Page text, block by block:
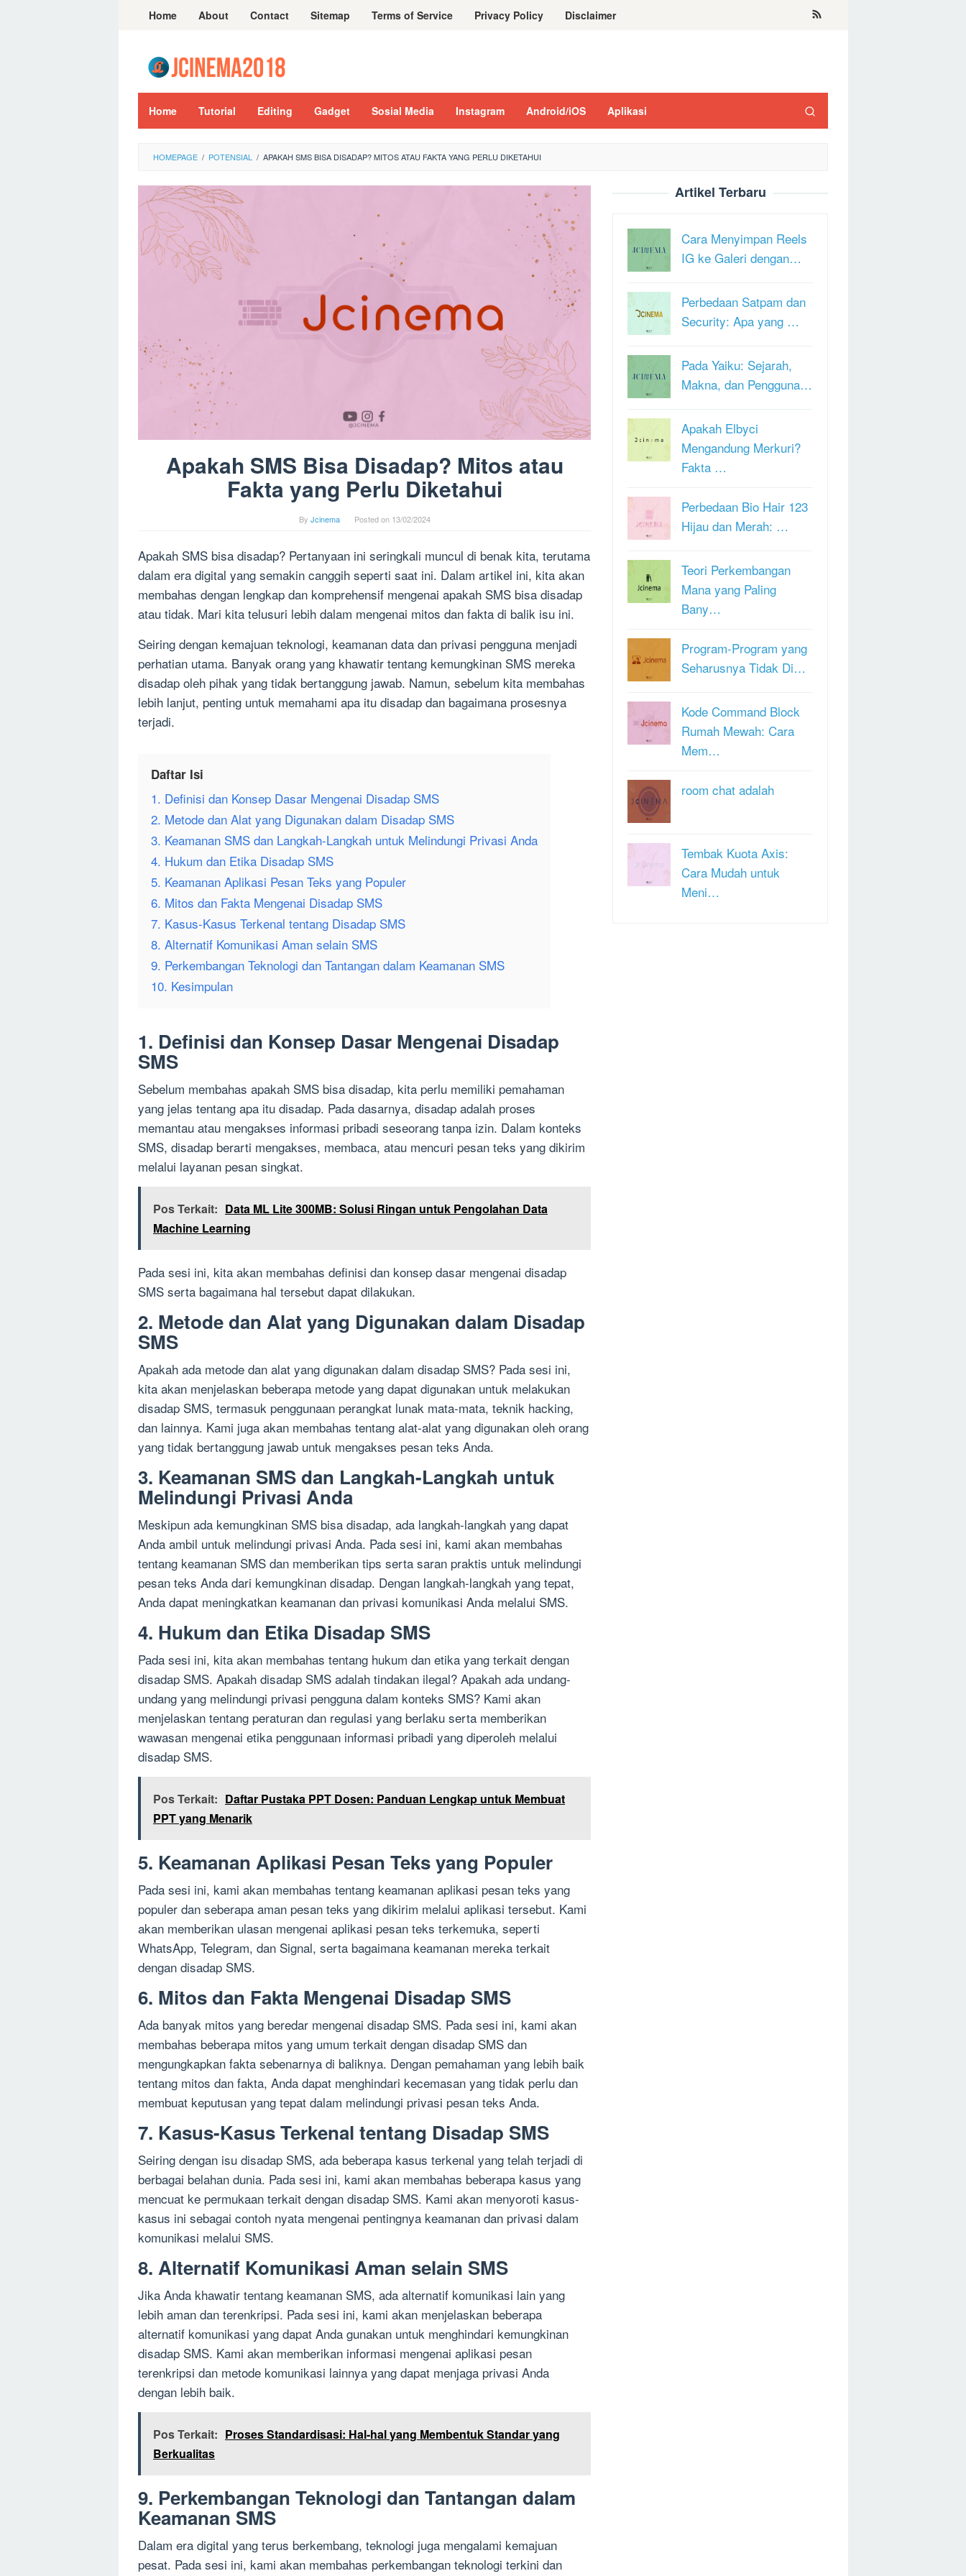
Home About Contact Sitemap Terms of Service Privacy Policy Disclaimer
Home Tutorial Editing Gadget Sosial Media Instagram Android/iOS Aplikasi
HOMEPAGE / POTENSIAL / APAKAH SMS BISA DISADAP? MITOS ATAU FAKTA YANG PERLU DIKETAHUI
Apakah SMS Bisa Disadap? Mitos atau
Fakta yang Perlu Diketahui
By Jcinema Posted on 13/02/2024
Apakah SMS bisa disadap? Pertanyaan ini seringkali muncul di benak kita, terutama
dalam era digital yang semakin canggih seperti saat ini. Dalam artikel ini, kita akan
membahas dengan lengkap dan komprehensif mengenai apakah SMS bisa disadap
atau tidak. Mari kita telusuri lebih dalam mengenai mitos dan fakta di balik isu ini.
Seiring dengan kemajuan teknologi, keamanan data dan privasi pengguna menjadi
perhatian utama. Banyak orang yang khawatir tentang kemungkinan SMS mereka
disadap oleh pihak yang tidak bertanggung jawab. Namun, sebelum kita membahas
lebih lanjut, penting untuk memahami apa itu disadap dan bagaimana prosesnya
terjadi.
Daftar Isi
1. Definisi dan Konsep Dasar Mengenai Disadap SMS
2. Metode dan Alat yang Digunakan dalam Disadap SMS
3. Keamanan SMS dan Langkah-Langkah untuk Melindungi Privasi Anda
4. Hukum dan Etika Disadap SMS
5. Keamanan Aplikasi Pesan Teks yang Populer
6. Mitos dan Fakta Mengenai Disadap SMS
7. Kasus-Kasus Terkenal tentang Disadap SMS
8. Alternatif Komunikasi Aman selain SMS
9. Perkembangan Teknologi dan Tantangan dalam Keamanan SMS
10. Kesimpulan
1. Definisi dan Konsep Dasar Mengenai Disadap
SMS
Sebelum membahas apakah SMS bisa disadap, kita perlu memiliki pemahaman
yang jelas tentang apa itu disadap. Pada dasarnya, disadap adalah proses
memantau atau mengakses informasi pribadi seseorang tanpa izin. Dalam konteks
SMS, disadap berarti mengakses, membaca, atau mencuri pesan teks yang dikirim
melalui layanan pesan singkat.
Pos Terkait: Data ML Lite 300MB: Solusi Ringan untuk Pengolahan Data
Machine Learning
Pada sesi ini, kita akan membahas definisi dan konsep dasar mengenai disadap
SMS serta bagaimana hal tersebut dapat dilakukan.
2. Metode dan Alat yang Digunakan dalam Disadap
SMS
Apakah ada metode dan alat yang digunakan dalam disadap SMS? Pada sesi ini,
kita akan menjelaskan beberapa metode yang dapat digunakan untuk melakukan
disadap SMS, termasuk penggunaan perangkat lunak mata-mata, teknik hacking,
dan lainnya. Kami juga akan membahas tentang alat-alat yang digunakan oleh orang
yang tidak bertanggung jawab untuk mengakses pesan teks Anda.
3. Keamanan SMS dan Langkah-Langkah untuk
Melindungi Privasi Anda
Meskipun ada kemungkinan SMS bisa disadap, ada langkah-langkah yang dapat
Anda ambil untuk melindungi privasi Anda. Pada sesi ini, kami akan membahas
tentang keamanan SMS dan memberikan tips serta saran praktis untuk melindungi
pesan teks Anda dari kemungkinan disadap. Dengan langkah-langkah yang tepat,
Anda dapat meningkatkan keamanan dan privasi komunikasi Anda melalui SMS.
4. Hukum dan Etika Disadap SMS
Pada sesi ini, kita akan membahas tentang hukum dan etika yang terkait dengan
disadap SMS. Apakah disadap SMS adalah tindakan ilegal? Apakah ada undang-
undang yang melindungi privasi pengguna dalam konteks SMS? Kami akan
menjelaskan tentang peraturan dan regulasi yang berlaku serta memberikan
wawasan mengenai etika penggunaan informasi pribadi yang diperoleh melalui
disadap SMS.
Pos Terkait: Daftar Pustaka PPT Dosen: Panduan Lengkap untuk Membuat
PPT yang Menarik
5. Keamanan Aplikasi Pesan Teks yang Populer
Pada sesi ini, kami akan membahas tentang keamanan aplikasi pesan teks yang
populer dan seberapa aman pesan teks yang dikirim melalui aplikasi tersebut. Kami
akan memberikan ulasan mengenai aplikasi pesan teks terkemuka, seperti
WhatsApp, Telegram, dan Signal, serta bagaimana keamanan mereka terkait
dengan disadap SMS.
6. Mitos dan Fakta Mengenai Disadap SMS
Ada banyak mitos yang beredar mengenai disadap SMS. Pada sesi ini, kami akan
membahas beberapa mitos yang umum terkait dengan disadap SMS dan
mengungkapkan fakta sebenarnya di baliknya. Dengan pemahaman yang lebih baik
tentang mitos dan fakta, Anda dapat menghindari kecemasan yang tidak perlu dan
membuat keputusan yang tepat dalam melindungi privasi pesan teks Anda.
7. Kasus-Kasus Terkenal tentang Disadap SMS
Seiring dengan isu disadap SMS, ada beberapa kasus terkenal yang telah terjadi di
berbagai belahan dunia. Pada sesi ini, kami akan membahas beberapa kasus yang
mencuat ke permukaan terkait dengan disadap SMS. Kami akan menyoroti kasus-
kasus ini sebagai contoh nyata mengenai pentingnya keamanan dan privasi dalam
komunikasi melalui SMS.
8. Alternatif Komunikasi Aman selain SMS
Jika Anda khawatir tentang keamanan SMS, ada alternatif komunikasi lain yang
lebih aman dan terenkripsi. Pada sesi ini, kami akan menjelaskan beberapa
alternatif komunikasi yang dapat Anda gunakan untuk menghindari kemungkinan
disadap SMS. Kami akan memberikan informasi mengenai aplikasi pesan
terenkripsi dan metode komunikasi lainnya yang dapat menjaga privasi Anda
dengan lebih baik.
Pos Terkait: Proses Standardisasi: Hal-hal yang Membentuk Standar yang
Berkualitas
9. Perkembangan Teknologi dan Tantangan dalam
Keamanan SMS
Dalam era digital yang terus berkembang, teknologi juga mengalami kemajuan
pesat. Pada sesi ini, kami akan membahas perkembangan teknologi terkini dan
Artikel Terbaru
Cara Menyimpan Reels
IG ke Galeri dengan…
Perbedaan Satpam dan
Security: Apa yang …
Pada Yaiku: Sejarah,
Makna, dan Pengguna…
Apakah Elbyci
Mengandung Merkuri?
Fakta …
Perbedaan Bio Hair 123
Hijau dan Merah: …
Teori Perkembangan
Mana yang Paling
Bany…
Program-Program yang
Seharusnya Tidak Di…
Kode Command Block
Rumah Mewah: Cara
Mem…
room chat adalah
Tembak Kuota Axis:
Cara Mudah untuk
Meni…